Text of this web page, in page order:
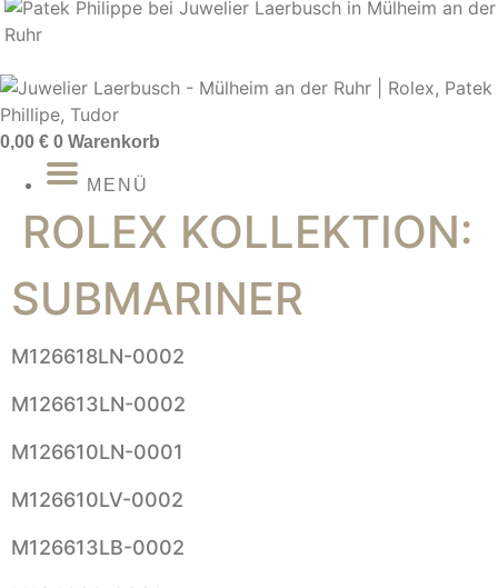
Zum
Inhalt
0,00 € 0 Warenkorb
MENÜ
ROLEX KOLLEKTION:
SUBMARINER
M126618LN-0002
M126613LN-0002
M126610LN-0001
M126610LV-0002
M126613LB-0002